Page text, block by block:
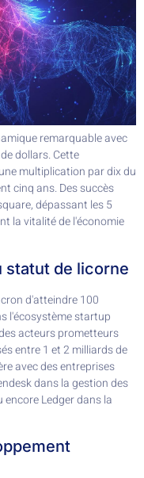
remarquable avec
dollars. Cette
multiplication par dix du
cinq ans. Des succès
dépassant les 5
la vitalité de l'économie
statut de licorne
d'atteindre 100
l'écosystème startup
acteurs prometteurs
entre 1 et 2 milliards de
avec des entreprises
dans la gestion des
Ledger dans la